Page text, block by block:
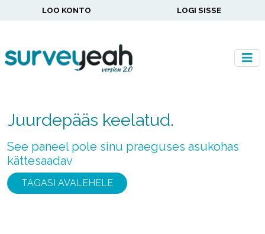
LOO KONTO LOGI SISSE
Juurdepääs keelatud.
See paneel pole sinu praeguses asukohas
kättesaadav
TAGASI AVALEHELE